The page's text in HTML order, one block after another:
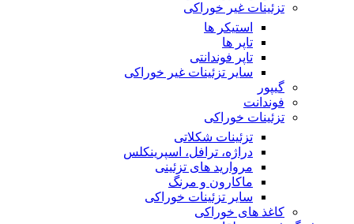
تزئینات غیر خوراکی
استیکر ها
تاپر ها
تاپر فوندانتی
سایر تزئینات غیر خوراکی
گیپور
فوندانت
تزئینات خوراکی
تزئینات شکلاتی
دراژه، ترافل، اسپرینکلس
مروارید های تزئینی
ماکارون و مرنگ
سایر تزئینات خوراکی
کاغذ های خوراکی